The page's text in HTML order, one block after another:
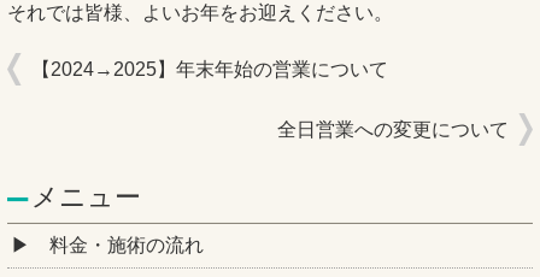
それでは皆様、よいお年をお迎えください。
【2024→2025】年末年始の営業について
全日営業への変更について
メニュー
料金・施術の流れ